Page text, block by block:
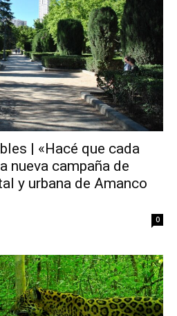
| «Hacé que cada
nueva campaña de
y urbana de Amanco
0